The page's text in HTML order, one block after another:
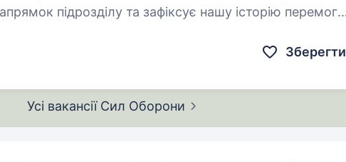
підрозділу та зафіксує нашу історію перемоги
Зберегти
Усі вакансії Сил Оборони